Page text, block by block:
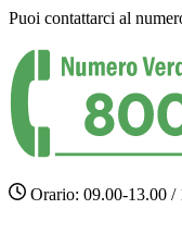
Puoi contattarci al
Orario: 09.00-13.00 /